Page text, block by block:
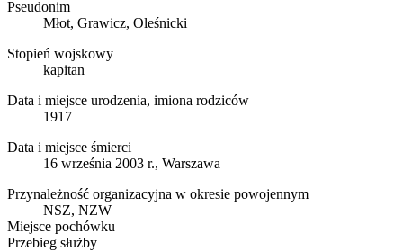
Pseudonim
Młot, Grawicz, Oleśnicki
Stopień wojskowy
kapitan
Data i miejsce urodzenia, imiona rodziców
1917
Data i miejsce śmierci
16 września 2003 r., Warszawa
Przynależność organizacyjna w okresie powojennym
NSZ, NZW
Miejsce pochówku
Przebieg służby